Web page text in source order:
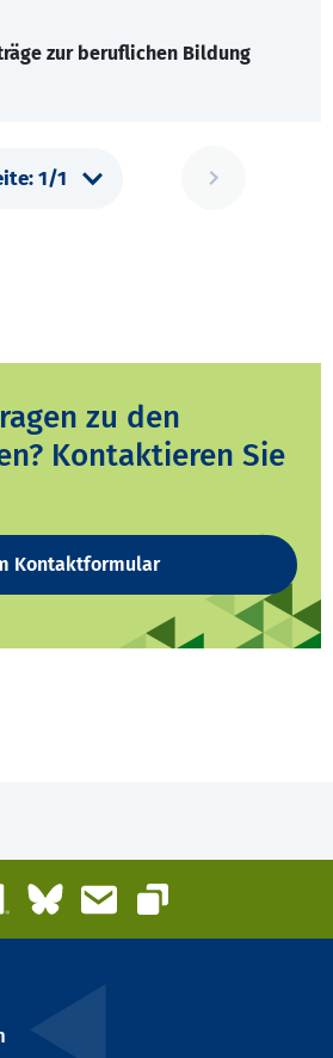
zur beruflichen Bildung
zu den
Kontaktieren Sie
Kontaktformular
LinkedInBlueskyE-Mail
Link kopieren